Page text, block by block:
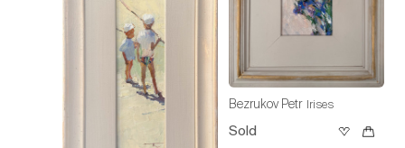
Bezrukov Petr Irises
Sold